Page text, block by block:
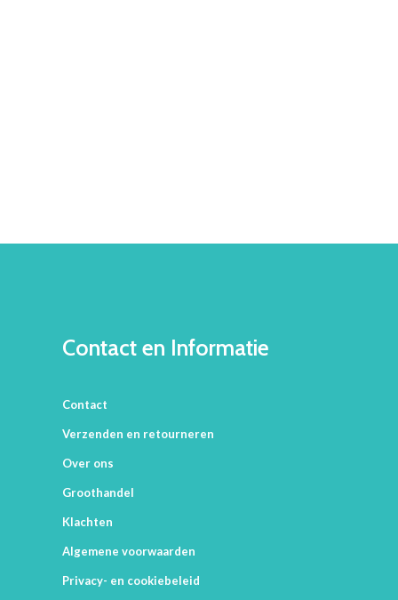
Contact en Informatie
Contact
Verzenden en retourneren
Over ons
Groothandel
Klachten
Algemene voorwaarden
Privacy- en cookiebeleid